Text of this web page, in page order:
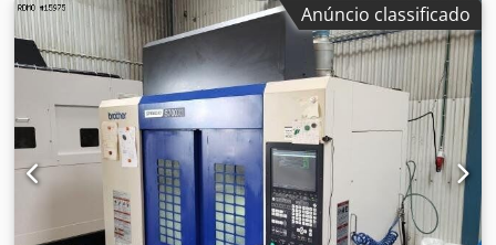
bomba de alta pressão - Fornecimento interno de
refrigerante (IKZ) - Transformador elétrico
Anúncio classificado